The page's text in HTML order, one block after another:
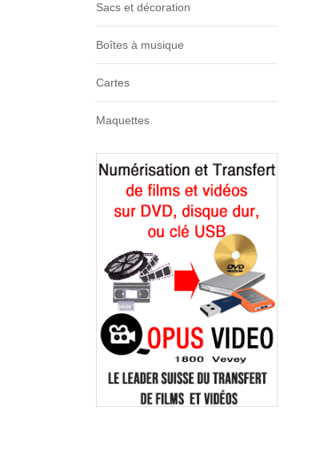
Sacs et décoration
Boîtes à musique
Cartes
Maquettes